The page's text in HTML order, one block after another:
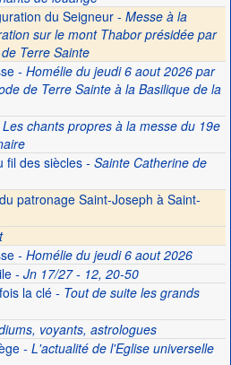
du Seigneur - Messe à la
sur le mont Thabor présidée par
Terre Sainte
- Homélie du jeudi 6 aout 2026 par
de Terre Sainte à la Basilique de la
chants propres à la messe du 19e
fil des siècles- Sainte Catherine de
patronage Saint-Joseph à Saint-
- Homélie du jeudi 6 aout 2026
- Jn 17/27 - 12, 20-50
la clé- Tout de suite les grands
voyants, astrologues
- L'actualité de l'Eglise universelle